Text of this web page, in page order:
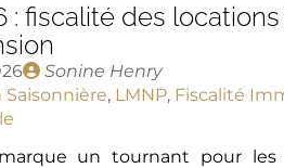
: fiscalité des
Publié
par
Sonine Henry
Saisonnière, LMNP, Fiscalité
un tournant pour les